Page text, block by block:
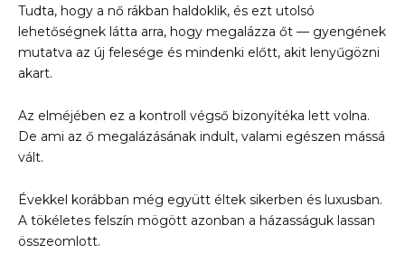
Tudta, hogy a nő rákban haldoklik, és ezt utolsó
lehetőségnek látta arra, hogy megalázza őt — gyengének
mutatva az új felesége és mindenki előtt, akit lenyűgözni
akart.
Az elméjében ez a kontroll végső bizonyítéka lett volna.
De ami az ő megalázásának indult, valami egészen mássá
vált.
Évekkel korábban még együtt éltek sikerben és luxusban.
A tökéletes felszín mögött azonban a házasságuk lassan
összeomlott.